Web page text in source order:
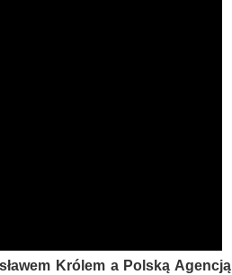
Królem a Polską Agencją